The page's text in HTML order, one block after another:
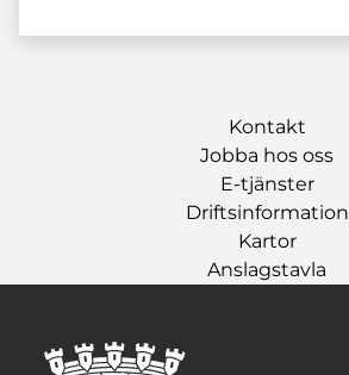
Kontakt
Jobba hos oss
E-tjänster
Driftsinformation
Kartor
Anslagstavla